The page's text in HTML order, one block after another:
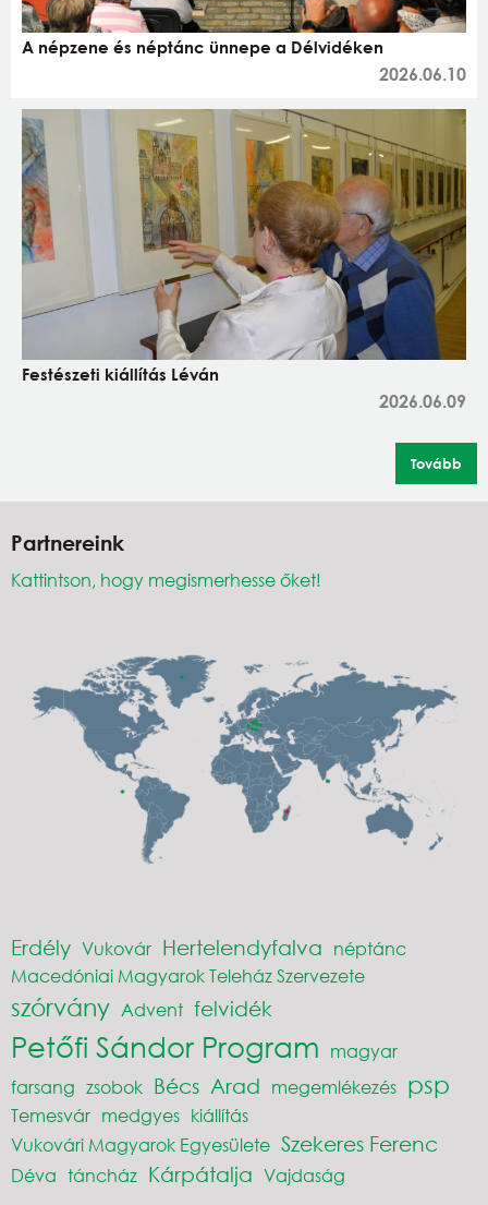
A népzene és néptánc ünnepe a Délvidéken
2026.06.10
Festészeti kiállítás Léván
2026.06.09
Tovább
Partnereink
Kattintson, hogy megismerhesse őket!
Erdély Vukovár Hertelendyfalva néptánc
Macedóniai Magyarok Teleház Szervezete
szórvány Advent felvidék
Petőfi Sándor Program magyar
farsang zsobok Bécs Arad megemlékezés psp
Temesvár medgyes kiállítás
Vukovári Magyarok Egyesülete Szekeres Ferenc
Déva táncház Kárpátalja Vajdaság